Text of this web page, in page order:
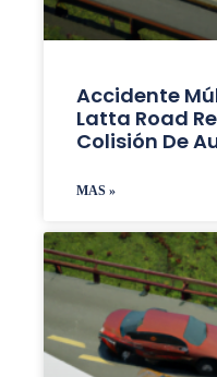
Accidente
Latta Road
Colisión De
MAS »